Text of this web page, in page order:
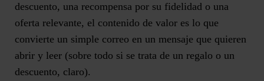
descuento, una recompensa por su fidelidad o una
oferta relevante, el contenido de valor es lo que
convierte un simple correo en un mensaje que quieren
abrir y leer (sobre todo si se trata de un regalo o un
descuento, claro).